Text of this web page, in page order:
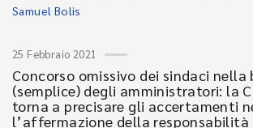
Samuel Bolis
25 Febbraio 2021
Concorso omissivo dei sindaci
(semplice) degli amministratori: la
torna a precisare gli accertamenti
l’affermazione della responsabilità